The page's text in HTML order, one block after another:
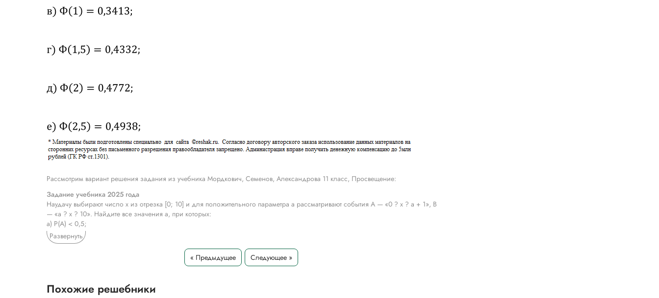
Рассмотрим вариант решения задания из учебника Мордкович, Семенов, Александрова 11 класс, Просвещение:
Задание учебника 2025 года
Наудачу выбирают число x из отрезка [0; 10] и для положительного параметра a рассматривают события A — «0 ? x ? a + 1», B
— «a ? x ? 10». Найдите все значения a, при которых:
а) P(A) < 0,5;
б) P(AB) < 0,1;
в) A и B — независимые события;
Задание учебника 2022 года
Развернуть
« Предыдущее Следующее »
Похожие решебники